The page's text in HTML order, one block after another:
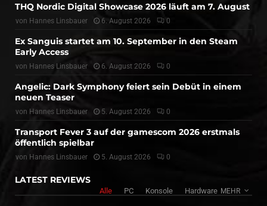
THQ Nordic Digital Showcase 2026 läuft am 7. August
von Hannes Linsbauer 6. August 2026 0
Ex Sanguis startet am 10. September in den Steam
Early Access
von Hannes Linsbauer 6. August 2026 0
Angelic: Dark Symphony feiert sein Debüt in einem
neuen Teaser
von Hannes Linsbauer 5. August 2026 0
Transport Fever 3 auf der gamescom 2026 erstmals
öffentlich spielbar
von Hannes Linsbauer 5. August 2026 0
LATEST REVIEWS
Alle PC Konsole Hardware MEHR